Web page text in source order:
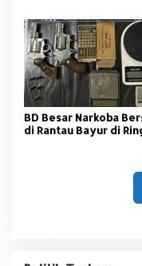
BD Besar Narkoba
di Rantau Bayur di